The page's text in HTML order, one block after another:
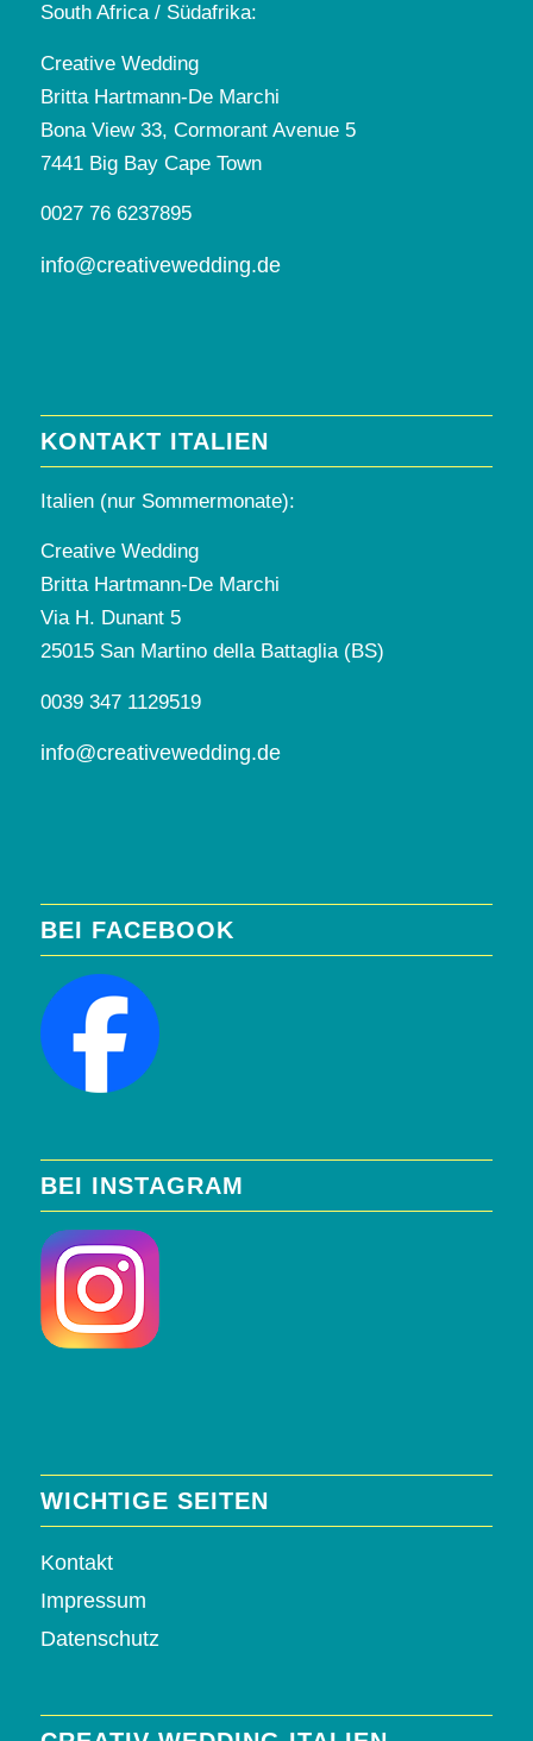
South Africa / Südafrika:
Creative Wedding
Britta Hartmann-De Marchi
Bona View 33, Cormorant Avenue 5
7441 Big Bay Cape Town
0027 76 6237895
info@creativewedding.de
KONTAKT ITALIEN
Italien (nur Sommermonate):
Creative Wedding
Britta Hartmann-De Marchi
Via H. Dunant 5
25015 San Martino della Battaglia (BS)
0039 347 1129519
info@creativewedding.de
BEI FACEBOOK
BEI INSTAGRAM
WICHTIGE SEITEN
Kontakt
Impressum
Datenschutz